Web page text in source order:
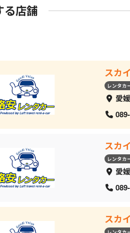
る店舗
スカ
レンタカ
愛
スカ
レンタカ
愛
スカ